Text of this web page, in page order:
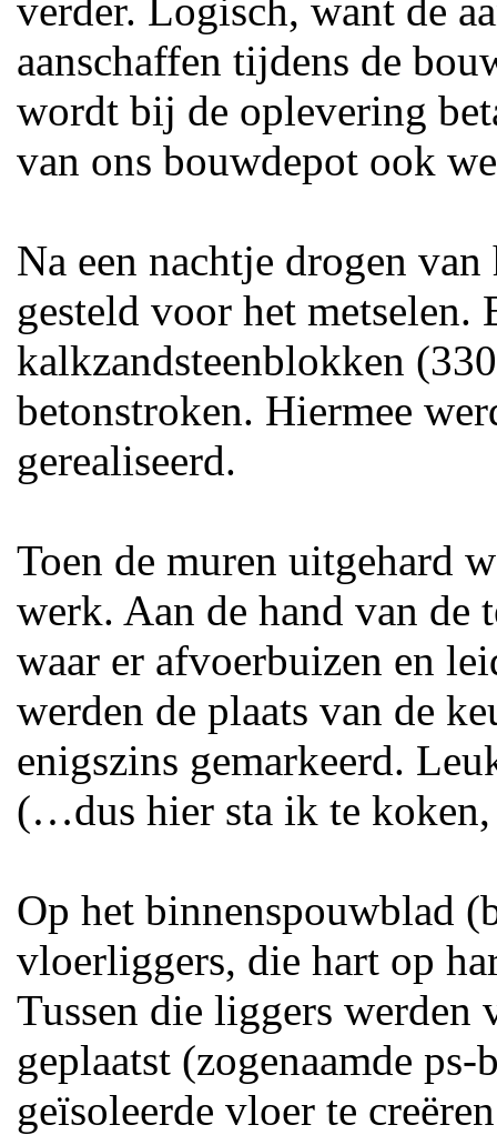
verder. Logisch, want de
aanschaffen tijdens de
wordt bij de oplevering
van ons bouwdepot ook
Na een nachtje drogen
gesteld voor het
kalkzandsteenblokken
betonstroken. Hiermee
gerealiseerd.
Toen de muren uitgehard
werk. Aan de hand van de
waar er afvoerbuizen en
werden de plaats van de
enigszins gemarkeerd.
(…dus hier sta ik te
Op het binnenspouwblad
vloerliggers, die hart op
Tussen die liggers werden
geplaatst (zogenaamde
geïsoleerde vloer te